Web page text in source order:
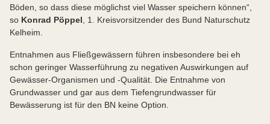
Böden, so dass diese möglichst viel Wasser speichern können“,
so Konrad Pöppel , 1. Kreisvorsitzender des Bund Naturschutz
Kelheim.
Entnahmen aus Fließgewässern führen insbesondere bei eh
schon geringer Wasserführung zu negativen Auswirkungen auf
Gewässer-Organismen und -Qualität. Die Entnahme von
Grundwasser und gar aus dem Tiefengrundwasser für
Bewässerung ist für den BN keine Option.